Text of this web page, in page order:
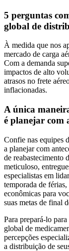
5 perguntas
global de
À medida que nos
mercado de carga
Com a demanda
impactos de alto
atrasos no frete
inflacionadas.
A única
é planejar com
Confie nas equipes
a planejar com
de reabastecimento
meticuloso,
especialistas em
temporada de
econômicas para
suas metas de final
Para prepará-lo
global de
percepções
a distribuição de